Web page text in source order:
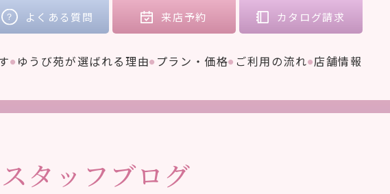
ゆうび苑が選ばれる理由 プラン・価格 ご利用の流れ 店舗情報
よくある質問 来店予約 カタログ請求
スタッフブログ